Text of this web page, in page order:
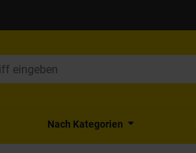
Nach Kategorien